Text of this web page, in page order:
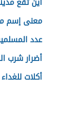
معنى إسم
عدد
أضرار شرب
أكلات